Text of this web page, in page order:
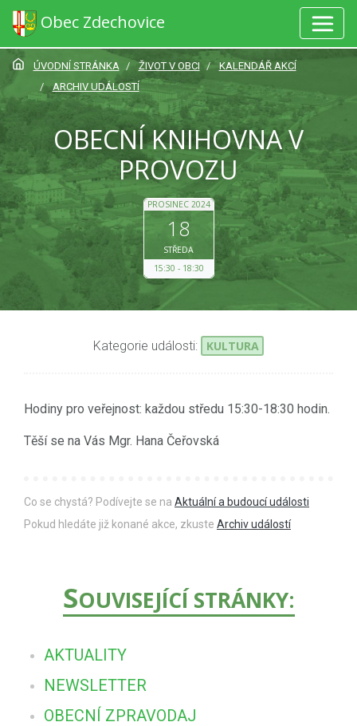
Obec Zdechovice
ÚVODNÍ STRÁNKA ŽIVOT V OBCI
KALENDÁŘ AKCÍ
ARCHIV UDÁLOSTÍ
OBECNÍ KNIHOVNA V
PROVOZU
PROSINEC 2024
18
STŘEDA
15:30
18:30
Kategorie události: KULTURA
Hodiny pro veřejnost: každou středu 15:30-18:30 hodin.
Těší se na Vás Mgr. Hana Čeřovská
Co se chystá? Podívejte se na Aktuální a budoucí události
Pokud hledáte již konané akce, zkuste Archiv událostí
SOUVISEJÍCÍ STRÁNKY:
AKTUALITY
NEWSLETTER
OBECNÍ ZPRAVODAJ